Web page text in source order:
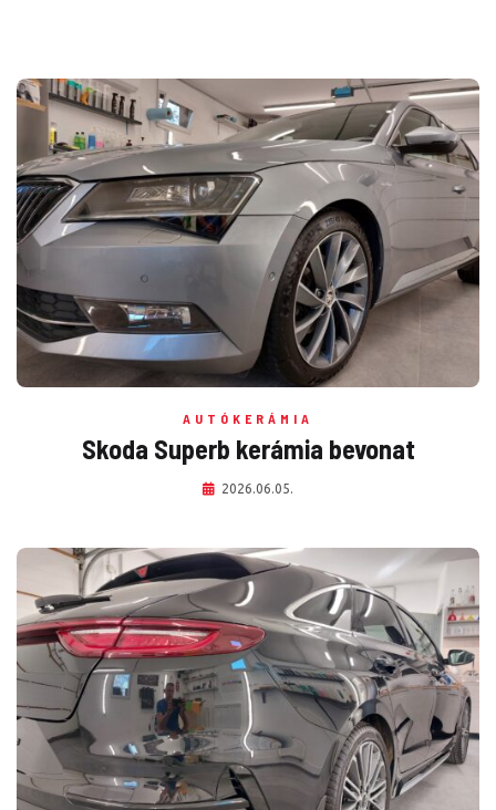
AUTÓKERÁMIA
Skoda Superb kerámia bevonat
2026.06.05.